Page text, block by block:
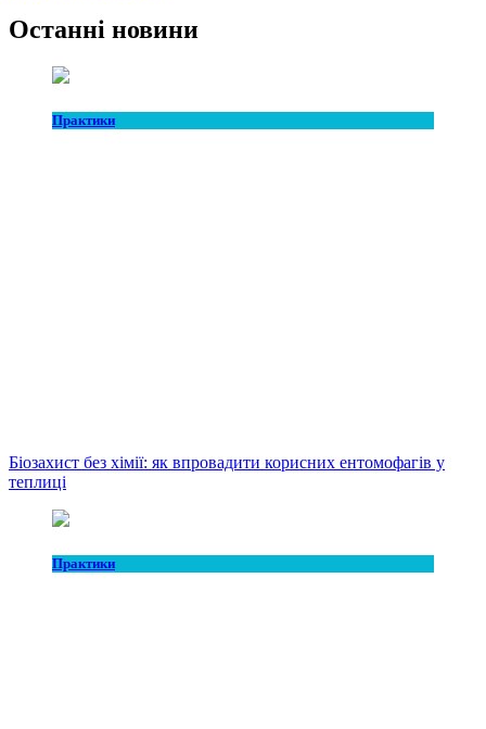
Останні новини
Практики
Біозахист без хімії: як впровадити корисних ентомофагів у
теплиці
Практики